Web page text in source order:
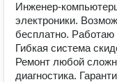
Инженер-
электроники.
бесплатно. Работаю
Гибкая система
Ремонт любой
диагностика.